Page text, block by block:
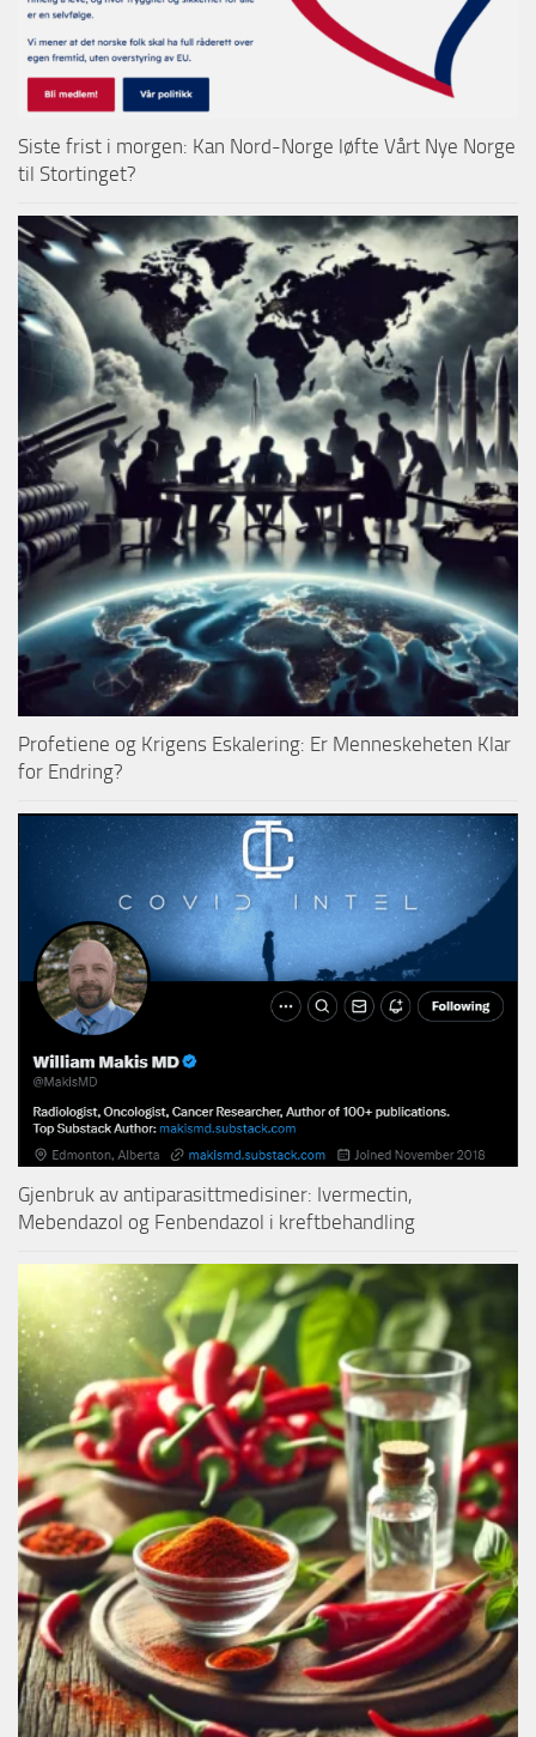
Siste frist i morgen: Kan Nord-Norge løfte Vårt Nye Norge
til Stortinget?
Profetiene og Krigens Eskalering: Er Menneskeheten Klar
for Endring?
Gjenbruk av antiparasittmedisiner: Ivermectin,
Mebendazol og Fenbendazol i kreftbehandling